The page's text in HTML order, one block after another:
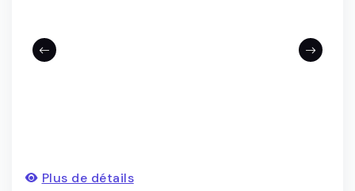
Plus de détails